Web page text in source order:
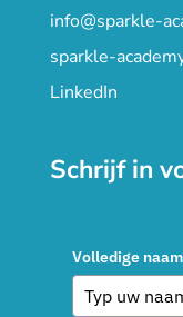
info@sparkle-
sparkle-
LinkedIn
Schrijf in
Volledige naam